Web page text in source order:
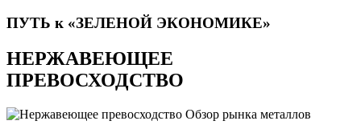
ПУТЬ к «ЗЕЛЕНОЙ ЭКОНОМИКЕ»
НЕРЖАВЕЮЩЕЕ
ПРЕВОСХОДСТВО
Обзор рынка металлов